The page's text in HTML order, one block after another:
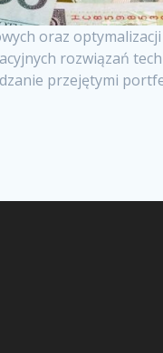
oraz
rozwiązań
przejętymi